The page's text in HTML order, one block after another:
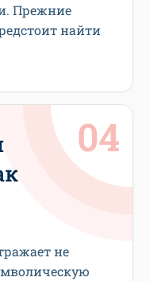
Прежние
найти
не